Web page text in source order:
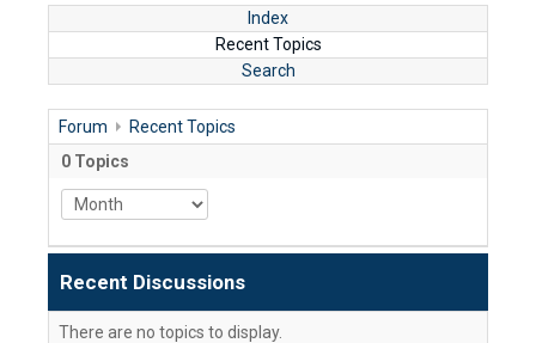
DOUANES
Toute l'actualité!
Tuesday, 14 July 2026 10:30 July 2026 17:30
Index
Recent Topics
Search
Forum
Recent Topics
0 Topics
Recent Discussions
There are no topics to display.